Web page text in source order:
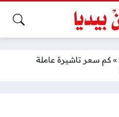
» كم سعر تاشيرة عاملة